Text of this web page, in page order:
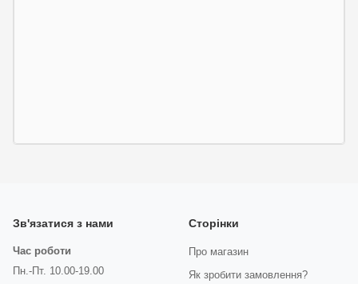
Зв'язатися з нами
Час роботи
Пн.-Пт. 10.00-19.00
Сторінки
Про магазин
Як зробити замовлення?